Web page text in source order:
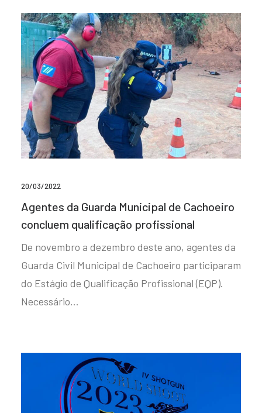
20/03/2022
Agentes da Guarda Municipal de Cachoeiro
concluem qualificação profissional
De novembro a dezembro deste ano, agentes da
Guarda Civil Municipal de Cachoeiro participaram
do Estágio de Qualificação Profissional (EQP).
Necessário…